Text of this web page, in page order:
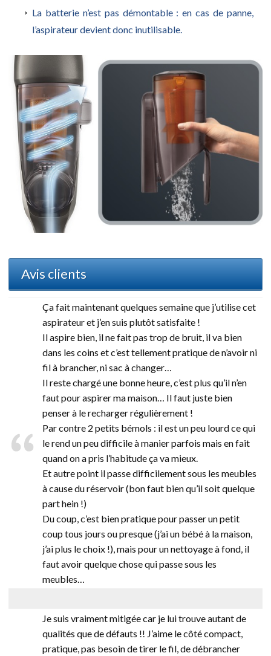
La batterie n’est pas démontable : en cas de panne,
l’aspirateur devient donc inutilisable.
Avis clients
Ça fait maintenant quelques semaine que j’utilise cet
aspirateur et j’en suis plutôt satisfaite !
Il aspire bien, il ne fait pas trop de bruit, il va bien
dans les coins et c’est tellement pratique de n’avoir ni
fil à brancher, ni sac à changer…
Il reste chargé une bonne heure, c’est plus qu’il n’en
faut pour aspirer ma maison… Il faut juste bien
penser à le recharger régulièrement !
Par contre 2 petits bémols : il est un peu lourd ce qui
le rend un peu difficile à manier parfois mais en fait
quand on a pris l’habitude ça va mieux.
Et autre point il passe difficilement sous les meubles
à cause du réservoir (bon faut bien qu’il soit quelque
part hein !)
Du coup, c’est bien pratique pour passer un petit
coup tous jours ou presque (j’ai un bébé à la maison,
j’ai plus le choix !), mais pour un nettoyage à fond, il
faut avoir quelque chose qui passe sous les
meubles…
Je suis vraiment mitigée car je lui trouve autant de
qualités que de défauts !! J’aime le côté compact,
pratique, pas besoin de tirer le fil, de débrancher